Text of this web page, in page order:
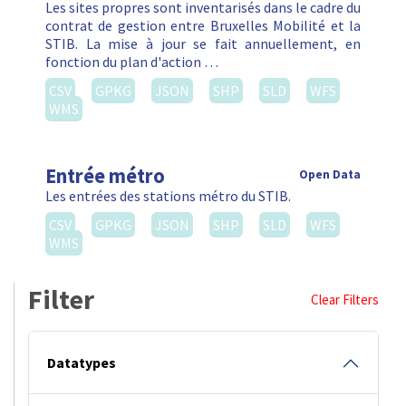
Les sites propres sont inventarisés dans le cadre du
contrat de gestion entre Bruxelles Mobilité et la
STIB. La mise à jour se fait annuellement, en
fonction du plan d'action …
CSV
GPKG JSON SHP SLD
WFS
WMS
Entrée métro Open Data
Les entrées des stations métro du STIB.
CSV
GPKG JSON SHP SLD
WFS
WMS
Filter Clear Filters
Datatypes